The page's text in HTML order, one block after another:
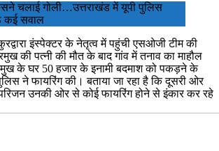
चलाई गोली…उत्तराखंड में यूपी पुलिस
कई सवाल
इंस्पेक्टर के नेतृत्व में पहुंची एसओजी टीम की
की पत्नी की मौत के बाद गांव में तनाव का माहौल
के घर 50 हजार के इनामी बदमाश को पकड़ने के
ने फायरिंग की। बताया जा रहा है कि दूसरी ओर
उनकी ओर से कोई फायरिंग होने से इंकार कर रहे